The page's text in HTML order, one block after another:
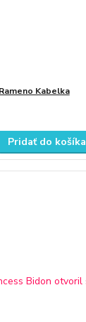
Kabelka
Pridať do košíka